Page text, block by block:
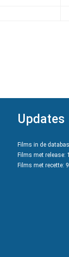
Updates
Films in de
Films met release:
Films met recette: